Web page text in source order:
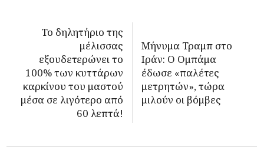
Το δηλητήριο της
μέλισσας
εξουδετερώνει το
100% των κυττάρων
καρκίνου του μαστού
μέσα σε λιγότερο από
60 λεπτά!
Μήνυμα Τραμπ στο
Ιράν: Ο Ομπάμα
έδωσε «παλέτες
μετρητών», τώρα
μιλούν οι βόμβες